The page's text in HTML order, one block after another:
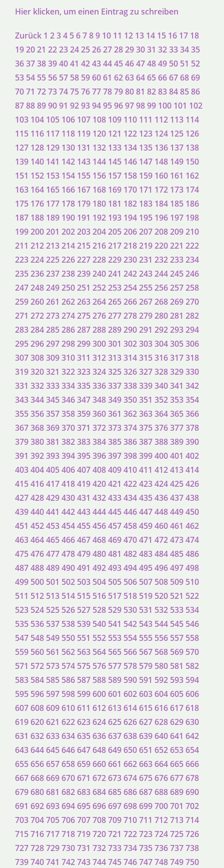
Hier klicken, um einen Eintrag zu schreiben
Zurück 1 234 56789 10 11 12 13 14 15 16 17 18
192021 22232425262728293031 32333435
363738394041 4243444546474849 50 51 52
53 54 55 56 57 58 596061 6263646566676869
7071 72737475767778798081 8283848586
8788899091 9293949596979899 100 101 102
103 104 105 106 107 108 109 110 111 112 113 114
115 116 117 118 119 120 121 122 123 124 125 126
127 128 129 130 131 132 133 134 135 136 137 138
139 140 141 142 143 144 145 146 147 148 149 150
151 152 153 154 155 156 157 158 159 160 161 162
163 164 165 166 167 168 169 170 171 172 173 174
175 176 177 178 179 180 181 182 183 184 185 186
187 188 189 190 191 192 193 194 195 196 197 198
199200201 202203204205206207208209210
211 212213214215216217218219220221 222
223224225226227228229230231 232233234
235236237238239240241 242243244245246
247248249250251 252253254255256257258
259260261 262263264265266267268269270
271 272273274275276277278279280281 282
283284285286287288289290291 292293294
295296297298299300301 302303304305306
307308309310311 312313314315316317318
319320321 322323324325326327328329330
331 332333334335336337338339340341 342
343344345346347348349350351 352353354
355356357358359360361 362363364365366
367368369370371 372373374375376377378
379380381 382383384385386387388389390
391 392393394395396397398399400401 402
403404405406407408409410411 412413414
415416417418419420421 422423424425426
427428429430431 432433434435436437438
439440441 442443444445446447448449450
451 452453454455456457458459460461 462
463464465466467468469470471 472473474
475476477478479480481 482483484485486
487488489490491 492493494495496497498
499 500 501 502 503 504 505 506 507 508 509 510
511 512 513 514 515 516 517 518 519 520 521 522
523 524 525 526 527 528 529 530 531 532 533 534
535 536 537 538 539 540 541 542 543 544 545 546
547 548 549 550 551 552 553 554 555 556 557 558
559 560 561 562 563 564 565 566 567 568 569 570
571 572 573 574 575 576 577 578 579 580 581 582
583 584 585 586 587 588 589 590 591 592 593 594
595 596 597 598 599600601 602603604605606
607608609610611 612613614615616617618
619620621 622623624625626627628629630
631 632633634635636637638639640641 642
643644645646647648649650651 652653654
655656657658659660661 662663664665666
667668669670671 672673674675676677678
679680681 682683684685686687688689690
691 692693694695696697698699700701 702
703704705706707708709710711 712713714
715716717718719720721 722723724725726
727728729730731 732733734735736737738
739740741 742743744745746747748749750